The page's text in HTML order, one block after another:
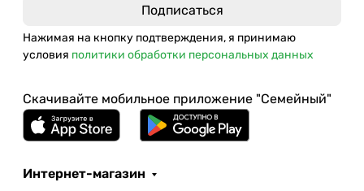
Нажимая на кнопку подтверждения, я принимаю
условия политики обработки персональных данных
Скачивайте мобильное приложение "Семейный"
Интернет-магазин